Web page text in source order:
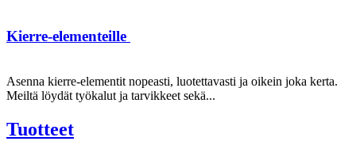
Kierre-elementeille
Asenna kierre-elementit nopeasti, luotettavasti ja oikein joka kerta.
Meiltä löydät työkalut ja tarvikkeet sekä...
Tuotteet